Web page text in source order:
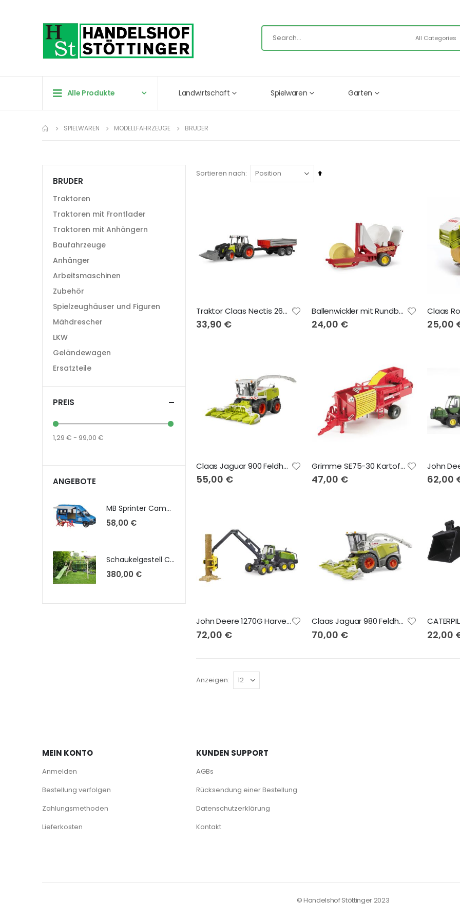
Alle Produkte Landwirtschaft Spielwaren Garten
SPIELWAREN MODELLFAHRZEUGE BRUDER
Sortieren nach
In
Traktor Claas Nectis 267F mit Frontlader und Tandemkipper 02112
33,90 €
Ballenwickler mit Rundballen 02122
24,00 € 25,00
Claas Jaguar 900 Feldhäcksler 02131
55,00 €
Grimme SE75-30 Kartoffelvollernter mit Kartoffelimitaten 02130
47,00 € 62,00
John Deere 1270G Harvester mit 1 Baumstamm 02135
72,00 €
Claas Jaguar 980 Feldhäcksler 02134
70,00 € 22,00
Anzeigen
BRUDER
Traktoren
Traktoren mit Frontlader
Traktoren mit Anhängern
Baufahrzeuge
Anhänger
Arbeitsmaschinen
Zubehör
Spielzeughäuser und Figuren
Mähdrescher
LKW
Geländewagen
Ersatzteile
PREIS
1,29 € - 99,00 €
ANGEBOTE
MB Sprinter Camper mit Fahrer u. Zubehör 02684
58,00 €
Schaukelgestell Claudia 1300 kpl. Podesthöhe 1,30m mit Montagesatz, Brett-, Reifenschaukel, Strickleiter u. Wellenrutsche 2,20m
380,00 €
MEIN KONTO
Anmelden
Bestellung verfolgen
Zahlungsmethoden
Lieferkosten
KUNDEN SUPPORT
AGBs
Rücksendung einer Bestellung
Datenschutzerklärung
Kontakt
© Handelshof Stöttinger 2023